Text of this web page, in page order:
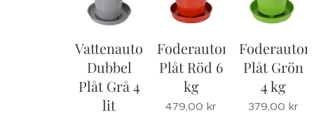
Vattenautomat
Dubbel
Plåt Grå 4
lit
Foderautomat
Plåt Röd 6
kg
479,00 kr
Plåt Grön
4 kg
379,00 kr